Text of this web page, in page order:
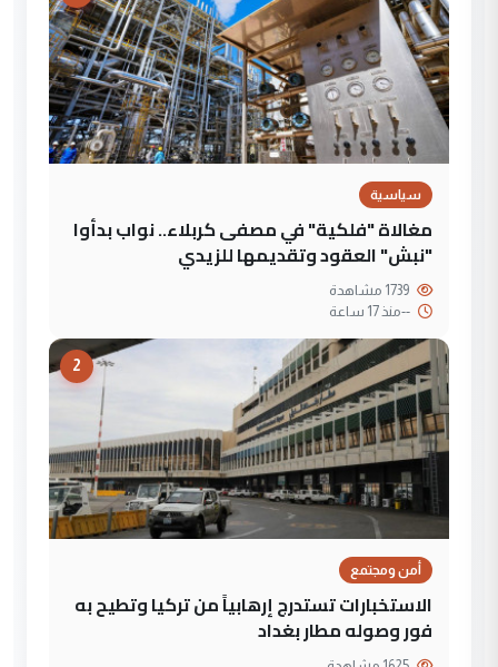
سياسية
مغالاة "فلكية" في مصفى كربلاء.. نواب بدأوا
"نبش" العقود وتقديمها للزيدي
--منذ 17 ساعة
2
أمن ومجتمع
الاستخبارات تستدرج إرهابياً من تركيا وتطيح به
فور وصوله مطار بغداد